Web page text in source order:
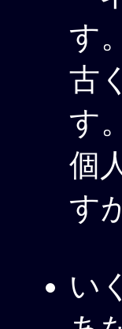
す。
古
す。
個
す
い